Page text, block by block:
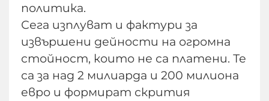
политика.
Сега изплуват и фактури за
извършени дейности на огромна
стойност, които не са платени. Те
са за над 2 милиарда и 200 милиона
евро и формират скрития